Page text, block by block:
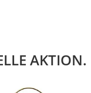
AKTION.